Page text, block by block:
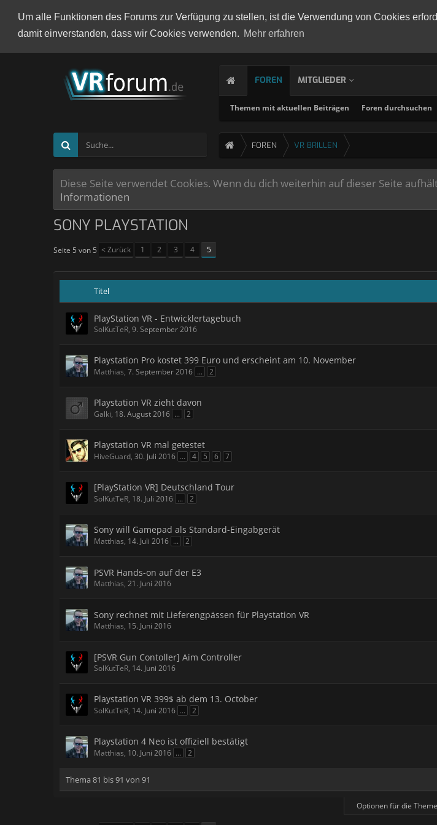
Um alle Funktionen des Forums zur Verfügung zu stellen, ist die Verwendung von Cookies
damit einverstanden, dass wir Cookies verwenden. Mehr erfahren
FOREN
Themen mit aktuellen Beiträgen Foren durchsuchen
MITGLIEDER
FOREN VR BRILLEN
Diese Seite verwendet Cookies. Wenn du dich weiterhin auf dieser Seite
Informationen
SONY PLAYSTATION
Seite 5 von 5 < Zurück 1 2 3 4 5
Titel
PlayStation VR - Entwicklertagebuch
SolKutTeR, 9. September 2016
Playstation Pro kostet 399 Euro und erscheint am 10. November
Matthias, 7. September 2016 ... 2
Playstation VR zieht davon
Galki, 18. August 2016 ... 2
Playstation VR mal getestet
HiveGuard, 30. Juli 2016 ... 4 5 6 7
[PlayStation VR] Deutschland Tour
SolKutTeR, 18. Juli 2016 ... 2
Sony will Gamepad als Standard-Eingabgerät
Matthias, 14. Juli 2016 ... 2
PSVR Hands-on auf der E3
Matthias, 21. Juni 2016
Sony rechnet mit Lieferengpässen für Playstation VR
Matthias, 15. Juni 2016
[PSVR Gun Contoller] Aim Controller
SolKutTeR, 14. Juni 2016
Playstation VR 399$ ab dem 13. October
SolKutTeR, 14. Juni 2016 ... 2
Playstation 4 Neo ist offiziell bestätigt
Matthias, 10. Juni 2016 ... 2
Thema 81 bis 91 von 91
Optionen für die